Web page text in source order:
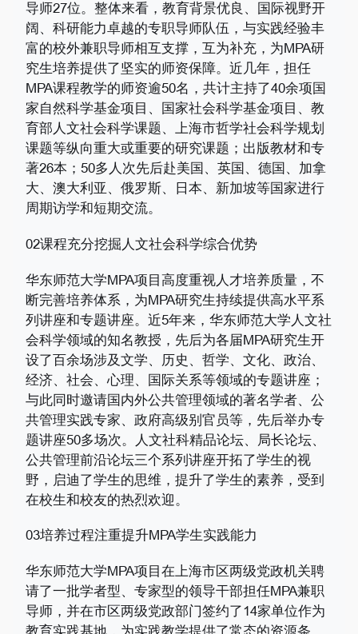
导师27位。整体来看，教育背景优良、国际视野开
阔、科研能力卓越的专职导师队伍，与实践经验丰
富的校外兼职导师相互支撑，互为补充，为MPA研
究生培养提供了坚实的师资保障。近几年，担任
MPA课程教学的师资逾50名，共计主持了40余项国
家自然科学基金项目、国家社会科学基金项目、教
育部人文社会科学课题、上海市哲学社会科学规划
课题等纵向重大或重要的研究课题；出版教材和专
著26本；50多人次先后赴美国、英国、德国、加拿
大、澳大利亚、俄罗斯、日本、新加坡等国家进行
周期访学和短期交流。
02课程充分挖掘人文社会科学综合优势
华东师范大学MPA项目高度重视人才培养质量，不
断完善培养体系，为MPA研究生持续提供高水平系
列讲座和专题讲座。近5年来，华东师范大学人文社
会科学领域的知名教授，先后为各届MPA研究生开
设了百余场涉及文学、历史、哲学、文化、政治、
经济、社会、心理、国际关系等领域的专题讲座；
与此同时邀请国内外公共管理领域的著名学者、公
共管理实践专家、政府高级别官员等，先后举办专
题讲座50多场次。人文社科精品论坛、局长论坛、
公共管理前沿论坛三个系列讲座开拓了学生的视
野，启迪了学生的思维，提升了学生的素养，受到
在校生和校友的热烈欢迎。
03培养过程注重提升MPA学生实践能力
华东师范大学MPA项目在上海市区两级党政机关聘
请了一批学者型、专家型的领导干部担任MPA兼职
导师，并在市区两级党政部门签约了14家单位作为